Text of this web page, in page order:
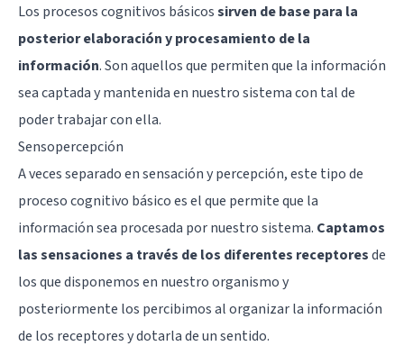
Los procesos cognitivos básicossirven de base para la
posterior elaboración y procesamiento de la
información. Son aquellos que permiten que la información
sea captada y mantenida en nuestro sistema con tal de
poder trabajar con ella.
Sensopercepción
A veces separado en sensación y percepción, este tipo de
proceso cognitivo básico es el que permite que la
información sea procesada por nuestro sistema. Captamos
las sensaciones a través de los diferentes receptoresde
los que disponemos en nuestro organismo y
posteriormente los percibimos al organizar la información
de los receptores y dotarla de un sentido.